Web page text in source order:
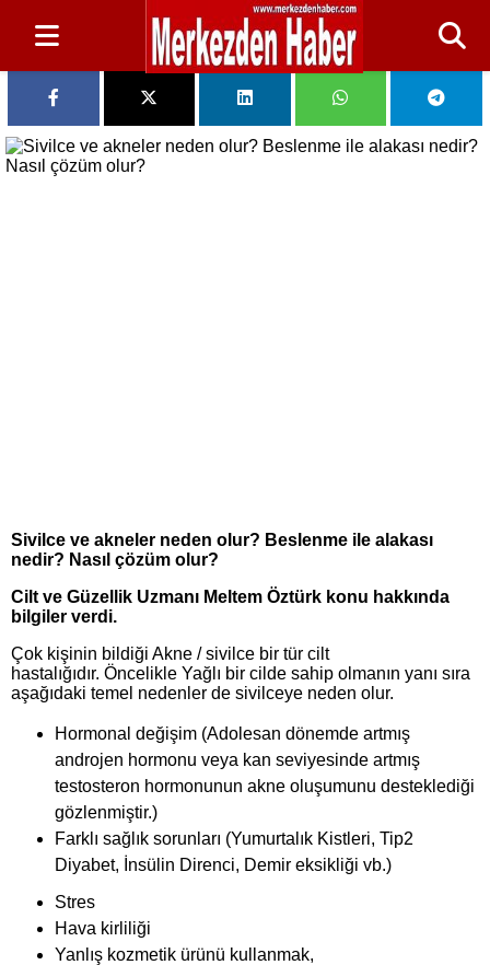
Sivilce ve akneler neden olur? Beslenme ile alakası
nedir? Nasıl çözüm olur?
Cilt ve Güzellik Uzmanı Meltem Öztürk konu hakkında
bilgiler verdi.
Çok kişinin bildiği Akne / sivilce bir tür cilt
hastalığıdır. Öncelikle Yağlı bir cilde sahip olmanın yanı sıra
aşağıdaki temel nedenler de sivilceye neden olur.
Hormonal değişim (Adolesan dönemde artmış
androjen hormonu veya kan seviyesinde artmış
testosteron hormonunun akne oluşumunu desteklediği
gözlenmiştir.)
Farklı sağlık sorunları (Yumurtalık Kistleri, Tip2
Diyabet, İnsülin Direnci, Demir eksikliği vb.)
Stres
Hava kirliliği
Yanlış kozmetik ürünü kullanmak,